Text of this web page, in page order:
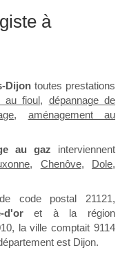
à
Dijontoutes prestations
au fioul, dépannage de
, aménagement au
au gaz interviennent
, Chenôve, Dole,
code postal 21121,
d'oret à la région
la ville comptait 9114
est Dijon.